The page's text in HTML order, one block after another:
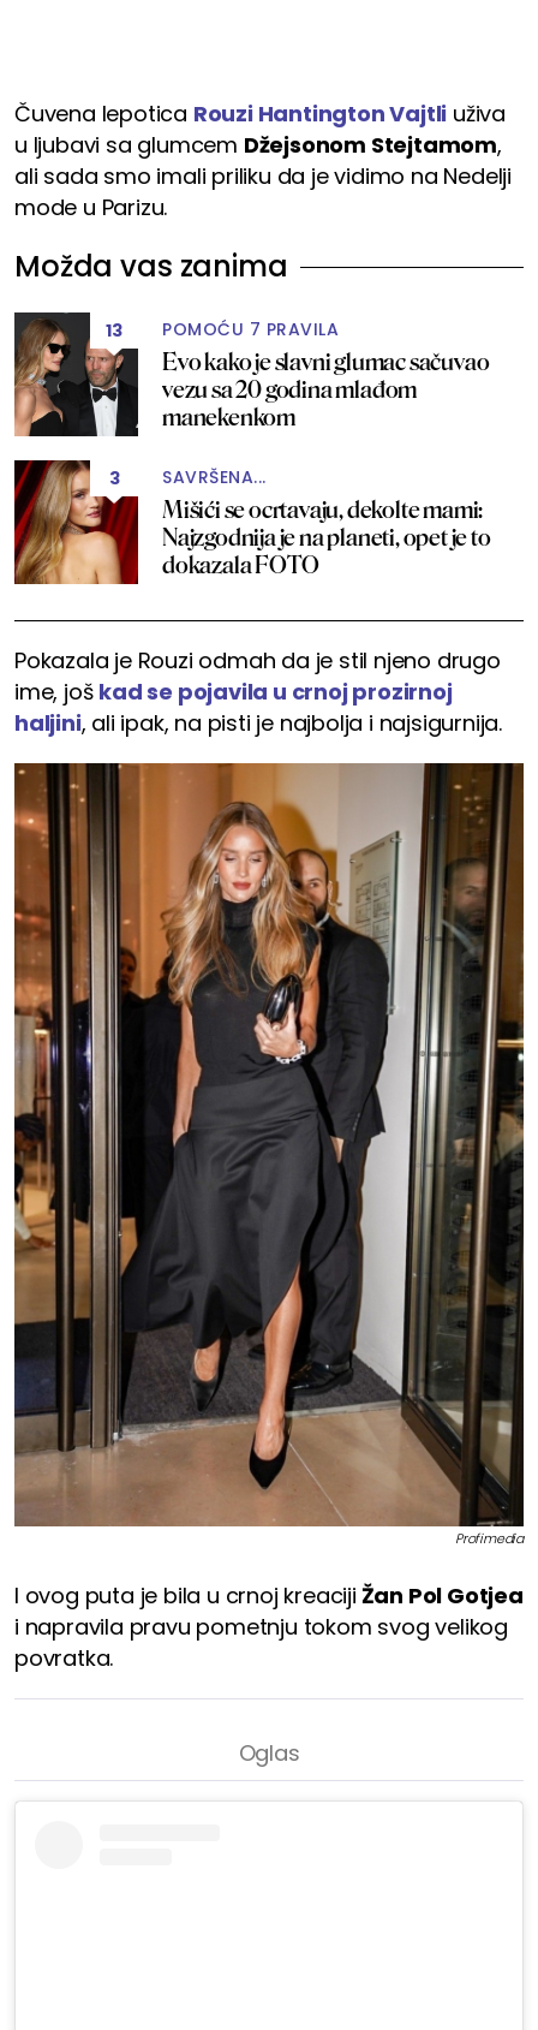
Čuvena lepotica Rouzi Hantington Vajtli uživa
u ljubavi sa glumcem Džejsonom Stejtamom,
ali sada smo imali priliku da je vidimo na Nedelji
mode u Parizu.
Možda vas zanima
13 POMOĆU 7 PRAVILA
Evo kako je slavni glumac sačuvao
vezu sa 20 godina mlađom
manekenkom
3 SAVRŠENA...
Mišići se ocrtavaju, dekolte mami:
Najzgodnija je na planeti, opet je to
dokazala FOTO
Pokazala je Rouzi odmah da je stil njeno drugo
ime, još kad se pojavila u crnojprozirnoj
haljini, ali ipak, na pisti je najbolja i najsigurnija.
Profimedia
I ovog puta je bila u crnoj kreaciji Žan Pol Gotjea
i napravila pravu pometnju tokom svog velikog
povratka.